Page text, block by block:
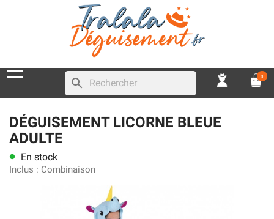
search 0
DÉGUISEMENT LICORNE BLEUE
ADULTE
lens En stock
Inclus : Combinaison